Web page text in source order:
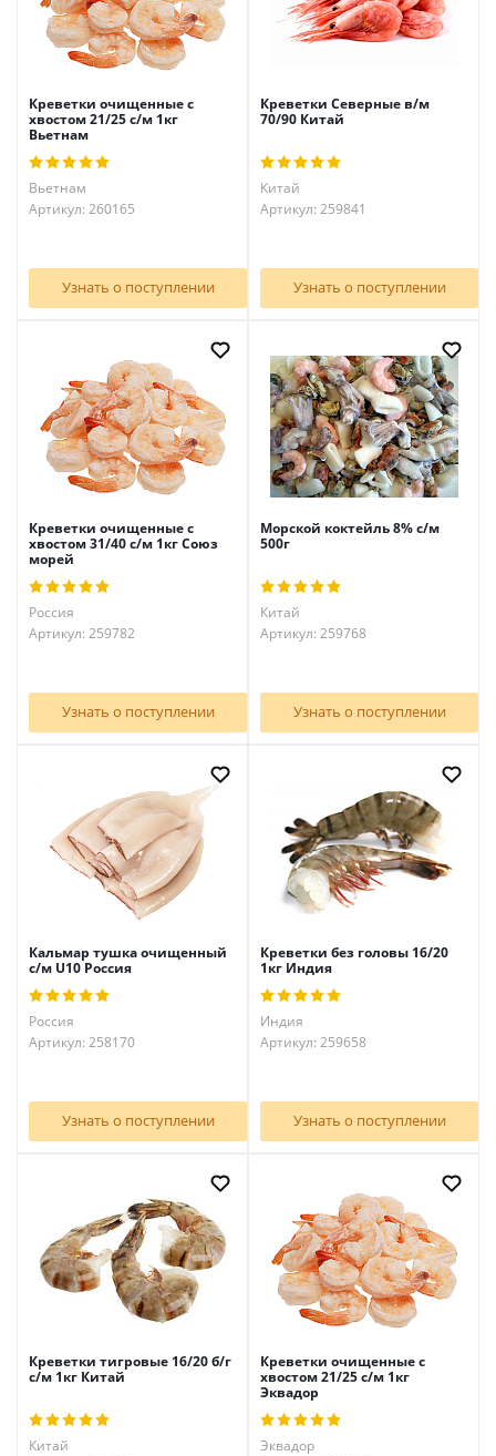
Креветки очищенные с
хвостом 21/25 с/м 1кг
Вьетнам
Вьетнам
Артикул: 260165
Узнать о поступлении
Креветки Северные в/м
70/90 Китай
Китай
Артикул: 259841
Узнать о поступлении
Креветки очищенные с
хвостом 31/40 с/м 1кг Союз
морей
Россия
Артикул: 259782
Узнать о поступлении
Морской коктейль 8% с/м
500г
Китай
Артикул: 259768
Узнать о поступлении
Кальмар тушка очищенный
с/м U10 Россия
Россия
Артикул: 258170
Узнать о поступлении
Креветки без головы 16/20
1кг Индия
Индия
Артикул: 259658
Узнать о поступлении
Креветки тигровые 16/20 б/г
с/м 1кг Китай
Китай
Креветки очищенные с
хвостом 21/25 с/м 1кг
Эквадор
Эквадор